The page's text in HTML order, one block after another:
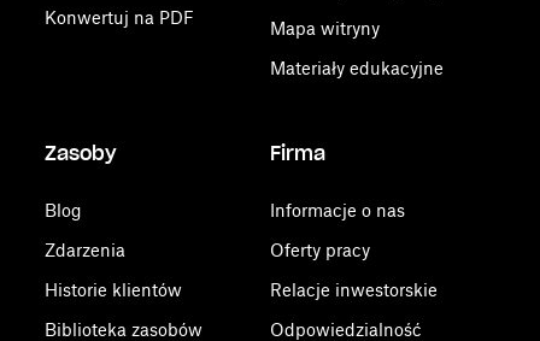
Konwertuj na PDF
Mapa witryny
Materiały edukacyjne
Zasoby
Blog
Zdarzenia
Historie klientów
Biblioteka zasobów
Firma
Informacje o nas
Oferty pracy
Relacje inwestorskie
Odpowiedzialność